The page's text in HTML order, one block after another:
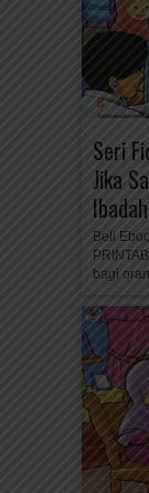
Seri
Jika
Beli
bagi